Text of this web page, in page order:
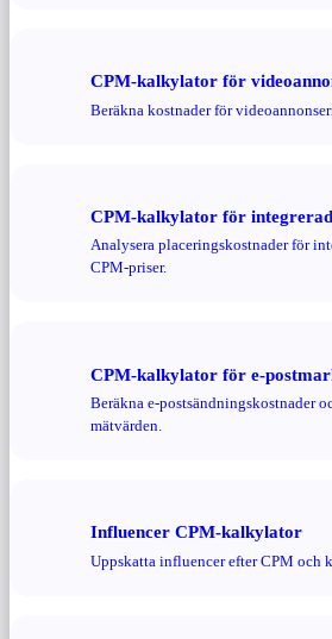
CPM-kalkylator för
Beräkna kostnader för
CPM-kalkylator för
Analysera placeringskostnader för
CPM-priser.
CPM-kalkylator för e-
Beräkna e-postsändningskostnader
mätvärden.
Influencer CPM-kalkylator
Uppskatta influencer efter CPM och